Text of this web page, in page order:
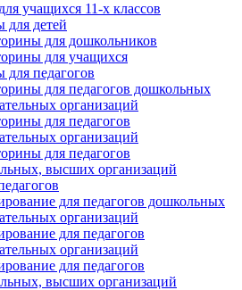
учащихся 11-х классов
детей
для дошкольников
для учащихся
педагогов
для педагогов дошкольных
организаций
для педагогов
организаций
для педагогов
высших организаций
для педагогов дошкольных
организаций
для педагогов
организаций
для педагогов
высших организаций